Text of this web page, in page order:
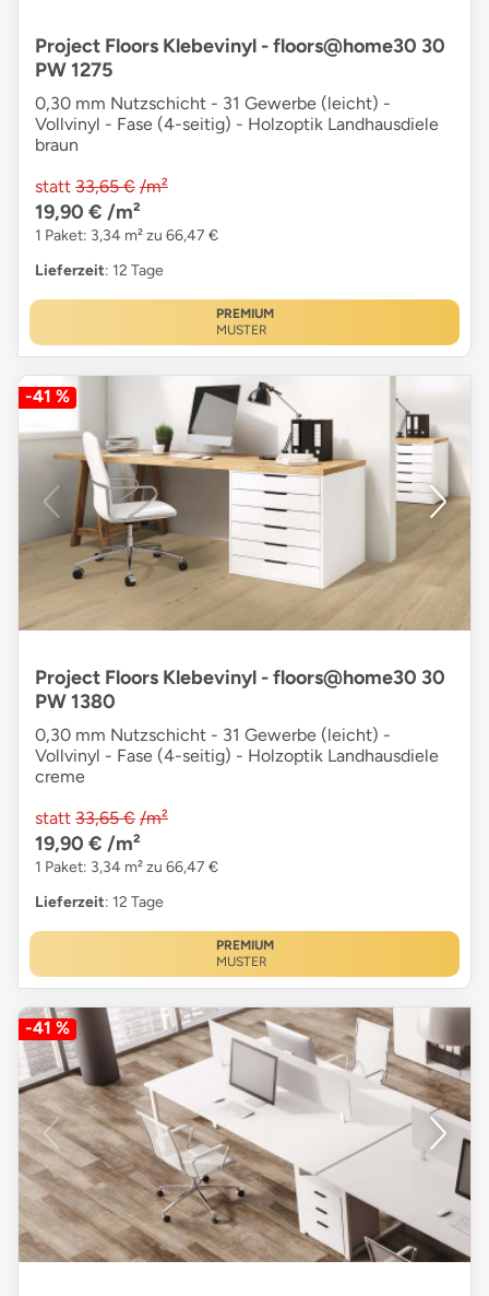
Project Floors Klebevinyl - floors@home30 30
PW 1275
0,30 mm Nutzschicht - 31 Gewerbe (leicht) -
Vollvinyl - Fase (4-seitig) - Holzoptik Landhausdiele
braun
statt 33,65 € /m²
19,90 € /m²
1 Paket: 3,34 m² zu 66,47 €
Lieferzeit: 12 Tage
PREMIUM
MUSTER
-41 %
Project Floors Klebevinyl - floors@home30 30
PW 1380
0,30 mm Nutzschicht - 31 Gewerbe (leicht) -
Vollvinyl - Fase (4-seitig) - Holzoptik Landhausdiele
creme
statt 33,65 € /m²
19,90 € /m²
1 Paket: 3,34 m² zu 66,47 €
Lieferzeit: 12 Tage
PREMIUM
MUSTER
-41 %